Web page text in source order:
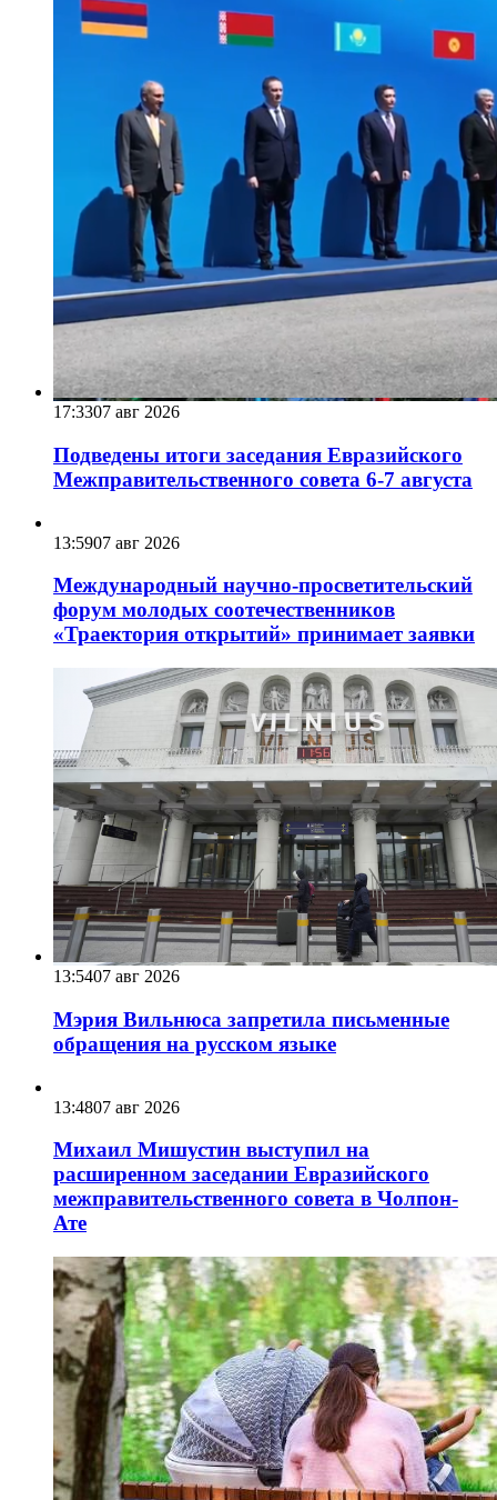
17:3307 авг 2026
Подведены итоги заседания Евразийского
Межправительственного совета 6-7 августа
13:5907 авг 2026
Международный научно-просветительский
форум молодых соотечественников
«Траектория открытий» принимает заявки
13:5407 авг 2026
Мэрия Вильнюса запретила письменные
обращения на русском языке
13:4807 авг 2026
Михаил Мишустин выступил на
расширенном заседании Евразийского
межправительственного совета в Чолпон-
Ате